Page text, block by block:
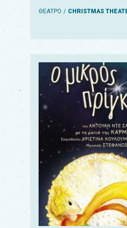
ΘΕΑΤΡΟ CHRISTMAS